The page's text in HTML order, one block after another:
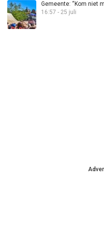
Gemeente: “Kom niet
16:57 - 25 juli